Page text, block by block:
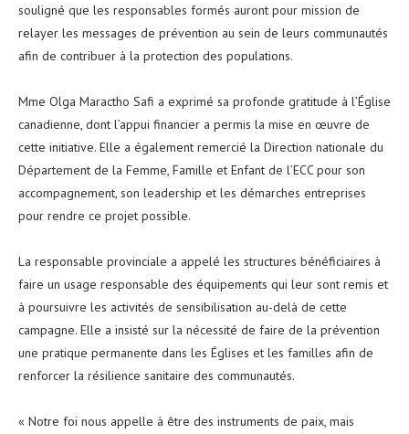
souligné que les responsables formés auront pour mission de
relayer les messages de prévention au sein de leurs communautés
afin de contribuer à la protection des populations.
‎Mme Olga Maractho Safi a exprimé sa profonde gratitude à l’Église
canadienne, dont l’appui financier a permis la mise en œuvre de
cette initiative. Elle a également remercié la Direction nationale du
Département de la Femme, Famille et Enfant de l’ECC pour son
accompagnement, son leadership et les démarches entreprises
pour rendre ce projet possible.
‎La responsable provinciale a appelé les structures bénéficiaires à
faire un usage responsable des équipements qui leur sont remis et
à poursuivre les activités de sensibilisation au-delà de cette
campagne. Elle a insisté sur la nécessité de faire de la prévention
une pratique permanente dans les Églises et les familles afin de
renforcer la résilience sanitaire des communautés.
‎« Notre foi nous appelle à être des instruments de paix, mais